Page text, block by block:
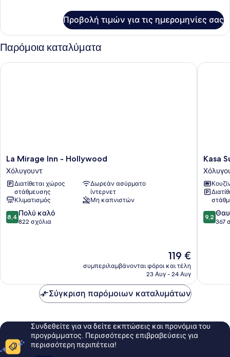
Δωμάτιο,
1
King
Κρεβάτι
Προβολή τιμών για τις ημερομηνίες σας
Παρόμοια καταλύματα
La
Mirage
Inn
-
Hollywood
Χόλυγουντ
La Mirage Inn - Hollywood
Χόλυγουντ
Διατίθεται χώρος
στάθμευσης
Δωρεάν ασύρματο
ίντερνετ
Κλιματισμός
Μη καπνιστών
8.4
στα
8,4 Πολύ καλό
822 σχόλια
Η
τιμή
είναι
119 €
συμπεριλαμβάνονται φόροι και τέλη
23 Αυγ - 24 Αυγ
La Mirage Inn - Hollywood
Kasa
Sunset
Los
Angeles
Kasa
9.2
στα
9,2
367
Kasa
Σύγκριση παρόμοιων καταλυμάτων
Συνδεθείτε για να δείτε εκπτώσεις και προνόμια του
προγράμματος. Περισσότερες επιβραβεύσεις για
περισσότερη περιπέτεια!